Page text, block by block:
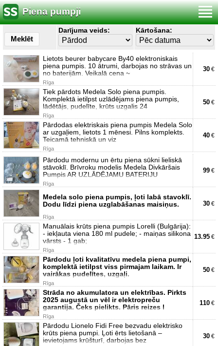
Piena pumpji
Meklēt
Darījuma veids: Kārtošana:
Lietots beurer babycare By40 elektroniskais
piena pumpis. 10 ātrumi, darbojas no strāvas un
no baterijām. Veikalā cena ~
Rīga
30 €
Tiek pārdots Medela Solo piena pumpis.
Komplektā ietilpst uzlādējams piena pumpis,
lādētājs, pudelīte, krūts uzgalis 24
Rīga
50 €
Pārdodas elektriskais piena pumpis Medela Solo
ar uzgaļiem, lietots 1 mēnesi. Pilns komplekts.
Teicamā tehniskā un viz
Rīga
40 €
Pārdodu modernu un ērtu piena sūkni lieliskā
stāvoklī. Brīvroku modelis Medela Divkāršais
Pumpis AR UZLĀDĒJAMU BATERIJU
Rīga
99 €
Medela solo piena pumpis, ļoti labā stavoklī.
Dodu līdzi piena uzglabāšanas maisiņus.
Rīga
30 €
Manuālais krūts piena pumpis Lorelli (Bulgārija):
- iekļauta viena 180 ml pudele; - maiņas silikona
vārsts - 1 gab;
Rīga
13.95 €
Pārdodu ļoti kvalitatīvu medela piena pumpi,
komplektā ietilpst viss pirmajam laikam. Ir
vairākas pudelītes, uzgaļi.
Rīga
50 €
Strāda no akumulatora un elektrības. Pirkts
2025 augustā un vēl ir elektropreču
garantija. Čeks pielikts. Pāris reizes l
Rīga
110 €
Pārdodu Lionelo Fidi Free bezvadu elektrisko
krūts piena pumpi. Ļoti ērts lietošanā –
ievietojams krūšturī, darbojas bez
30 €